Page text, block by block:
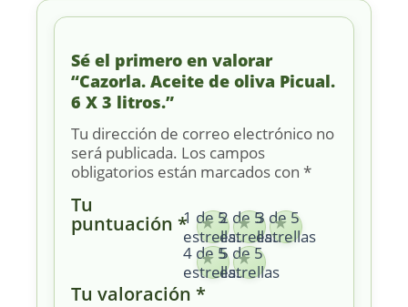
Sé el primero en valorar
“Cazorla. Aceite de oliva Picual.
6 X 3 litros.”
Tu dirección de correo electrónico no
será publicada. Los campos
obligatorios están marcados con *
Tu
puntuación *1 de 5
estrellas
2 de 5
estrellas
3 de 5
estrellas
4 de 5
estrellas
5 de 5
estrellas
Tu valoración *